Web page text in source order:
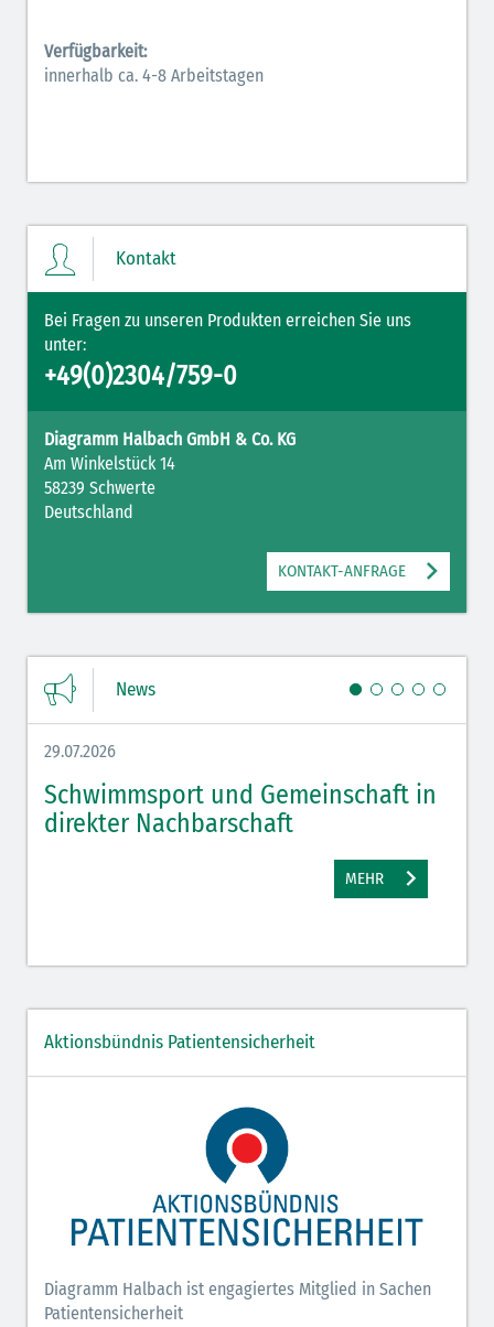
Hormone Insulin (braun-gelb)
Verfügbarkeit:
innerhalb ca. 4-8 Arbeitstagen
Kontakt
Bei Fragen zu unseren Produkten erreichen Sie uns
unter:
+49(0)2304/759-0
Diagramm Halbach GmbH & Co. KG
Am Winkelstück 14
58239 Schwerte
Deutschland
KONTAKT-ANFRAGE
News
29.07.2026
Schwimmsport und Gemeinschaft in
direkter Nachbarschaft
MEHR
Aktionsbündnis Patientensicherheit
Diagramm Halbach ist engagiertes Mitglied in Sachen
Patientensicherheit